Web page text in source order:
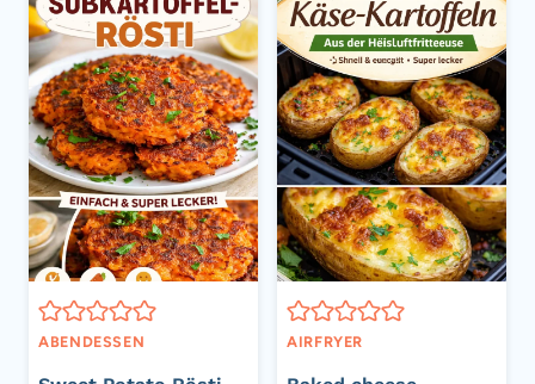
ABENDESSEN AIRFRYER